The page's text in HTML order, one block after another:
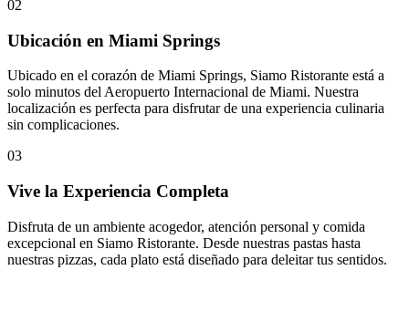
02
Ubicación en Miami Springs
Ubicado en el corazón de Miami Springs, Siamo Ristorante está a
solo minutos del Aeropuerto Internacional de Miami. Nuestra
localización es perfecta para disfrutar de una experiencia culinaria
sin complicaciones.
03
Vive la Experiencia Completa
Disfruta de un ambiente acogedor, atención personal y comida
excepcional en Siamo Ristorante. Desde nuestras pastas hasta
nuestras pizzas, cada plato está diseñado para deleitar tus sentidos.